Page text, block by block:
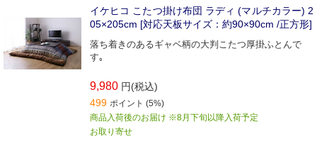
イケヒコ こたつ掛け布団 ラディ (マルチカラー) 2
05×205cm [対応天板サイズ：約90×90cm /正方形]
落ち着きのあるギャベ柄の大判こたつ厚掛ふとんで
す｡
9,980 円(税込)
499 ポイント (5%)
商品入荷後のお届け ※8月下旬以降入荷予定
お取り寄せ